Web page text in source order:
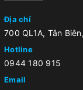
Địa chỉ
700 QL1A, Tân
Hotline
0944 180 915
Email